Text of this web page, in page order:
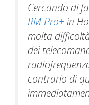
Cercando di
RM Pro+in
molta
dei
contrario di